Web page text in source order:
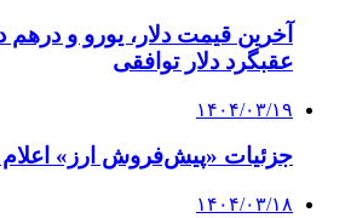
آخرین قیمت دلار، یورو و درهم
عقبگرد دلار توافقی
۱۴۰۴/۰۳/۱۹
جزئیات «پیش‌فروش ارز»
۱۴۰۴/۰۳/۱۸